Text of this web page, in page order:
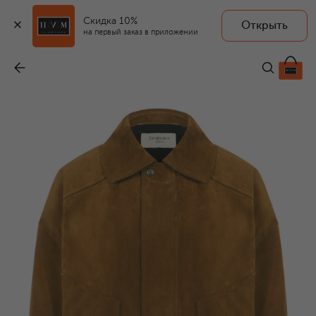
Скидка 10%
на первый заказ в приложении
Открыть
665 000 ₽